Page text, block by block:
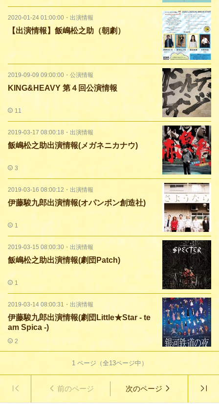
2020-01-24 01:00:00 ・ 出演情報
【出演情報】飯嶋松之助（朝劇）
2019-09-09 09:00:00 ・ 公演情報
KING&HEAVY 第４回公演情報
11
2019-03-17 08:00:18 ・ 出演情報
飯嶋松之助出演情報(メガネニカナウ)
3
2019-03-16 08:00:12 ・ 出演情報
伊藤駿九郎出演情報(オパンポン創造社)
1
2019-03-15 08:00:30 ・ 出演情報
飯嶋松之助出演情報(劇団Patch)
1
2019-03-14 08:00:31 ・ 出演情報
伊藤駿九郎出演情報(劇団Little★Star - te
am Spica -)
2
1ページ（全13ページ中）
前のページ 次のページ